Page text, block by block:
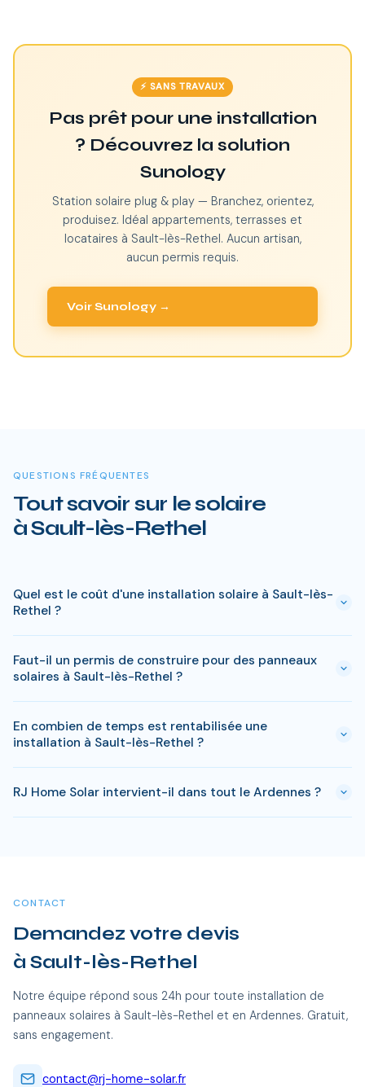
⚡ SANS TRAVAUX
Pas prêt pour une installation
? Découvrez la solution
Sunology
Station solaire plug & play — Branchez, orientez,
produisez. Idéal appartements, terrasses et
locataires à Sault-lès-Rethel. Aucun artisan,
aucun permis requis.
Voir Sunology →
QUESTIONS FRÉQUENTES
Tout savoir sur le solaire
à Sault-lès-Rethel
Quel est le coût d'une installation solaire à Sault-lès-
Rethel ?
à 9 kWc). Après les aides disponibles en Ardennes
(MaPrimeRénov', prime autoconsommation, TVA réduite), le
reste à charge peut descendre sous 4 000 € pour une
installation standard de 3 kWc.
Faut-il un permis de construire pour des panneaux
solaires à Sault-lès-Rethel ?
à Sault-lès-Rethel. Si votre bien est classé ou en zone
protégée en Ardennes, des règles spécifiques peuvent
s'appliquer. RJ Home Solar gère toutes ces démarches sans
surcoût.
En combien de temps est rentabilisée une
installation à Sault-lès-Rethel ?
investissement est atteint en 8-10 ans pour une installation
standard. L'electricite produite est ensuite quasi gratuite
RJ Home Solar intervient-il dans tout le Ardennes ?
CONTACT
Demandez votre devis
à Sault-lès-Rethel
Notre équipe répond sous 24h pour toute installation de
panneaux solaires à Sault-lès-Rethel et en Ardennes. Gratuit,
sans engagement.
contact@rj-home-solar.fr